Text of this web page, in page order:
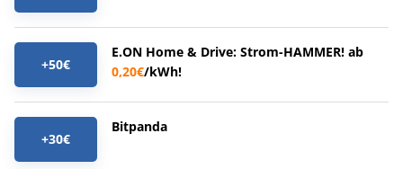
+50€
E.ON Home & Drive: Strom-HAMMER! ab
0,20€/kWh!
+30€
Bitpanda